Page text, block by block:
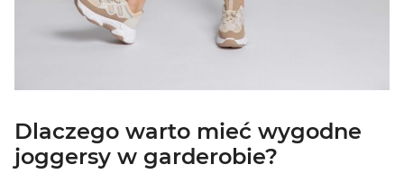
Dlaczego warto mieć wygodne
joggersy w garderobie?